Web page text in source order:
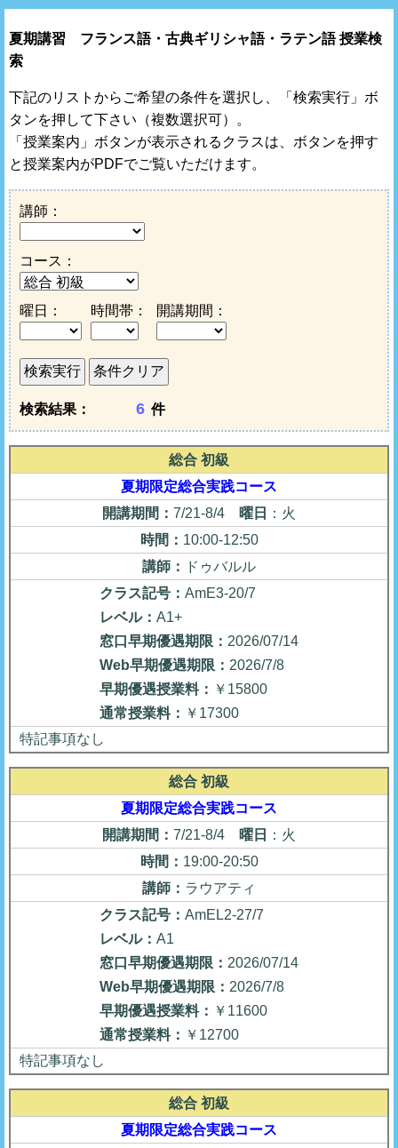
夏期講習 フランス語・古典ギリシャ語・ラテン語 授業検
索
下記のリストからご希望の条件を選択し、「検索実行」ボ
タンを押して下さい（複数選択可）。
「授業案内」ボタンが表示されるクラスは、ボタンを押す
と授業案内がPDFでご覧いただけます。
講師：
コース：
曜日： 時間帯： 開講期間：
検索結果： 件
総合 初級
夏期限定総合実践コース
開講期間： 7/21-8/4 曜日
：火
時間： 10:00-12:50
講師：
ドゥバルル
クラス記号： AmE3-20/7
レベル： A1+
窓口早期優遇期限： 2026/07/14
Web早期優遇期限： 2026/7/8
早期優遇授業料： ￥15800
通常授業料： ￥17300
特記事項なし
総合 初級
夏期限定総合実践コース
開講期間： 7/21-8/4 曜日
：火
時間： 19:00-20:50
講師： ラウアティ
クラス記号： AmEL2-27/7
レベル： A1
窓口早期優遇期限： 2026/07/14
Web早期優遇期限： 2026/7/8
早期優遇授業料： ￥11600
通常授業料： ￥12700
特記事項なし
総合 初級
夏期限定総合実践コース